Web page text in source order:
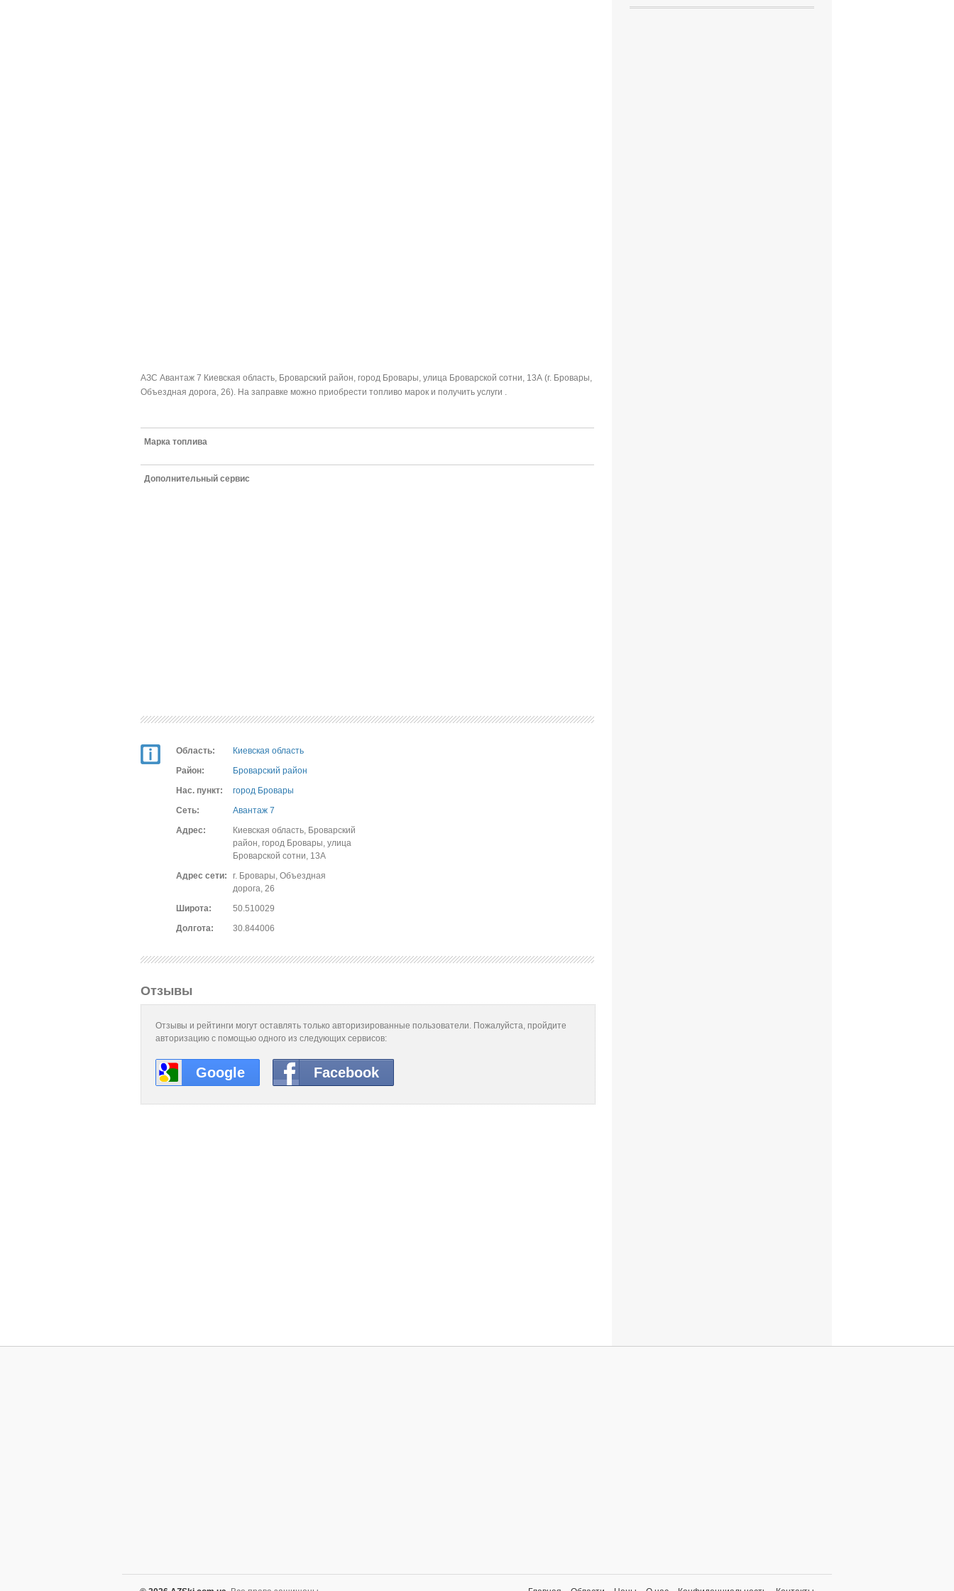
АЗС Авантаж 7 Киевская область, Броварский район, город Бровары, улица Броварской сотни, 13А (г. Бровары,
Объездная дорога, 26). На заправке можно приобрести топливо марок и получить услуги .
Марка топлива
Дополнительный сервис
Область:
Киевская область
Район:
Броварский район
Нас. пункт:
город Бровары
Сеть:
Авантаж 7
Адрес:
Киевская область, Броварский
район, город Бровары, улица
Броварской сотни, 13А
Адрес сети:
г. Бровары, Объездная
дорога, 26
Широта:
50.510029
Долгота:
30.844006
Отзывы
Отзывы и рейтинги могут оставлять только авторизированные пользователи. Пожалуйста, пройдите
авторизацию с помощью одного из следующих сервисов:
Google Facebook